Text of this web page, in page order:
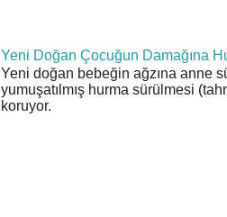
Yeni Doğan Çocuğun Damağına
Yeni doğan bebeğin ağzına anne
yumuşatılmış hurma sürülmesi
koruyor.